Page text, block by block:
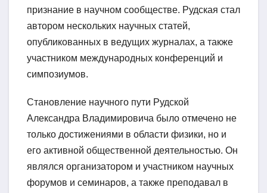
признание в научном сообществе. Рудская стал
автором нескольких научных статей,
опубликованных в ведущих журналах, а также
участником международных конференций и
симпозиумов.
Становление научного пути Рудской
Александра Владимировича было отмечено не
только достижениями в области физики, но и
его активной общественной деятельностью. Он
являлся организатором и участником научных
форумов и семинаров, а также преподавал в